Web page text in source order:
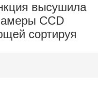
высушила
CCD
сортируя